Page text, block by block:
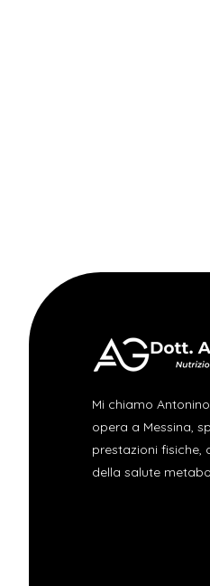
Mi chiamo
opera a Messina,
prestazioni fisiche,
della salute